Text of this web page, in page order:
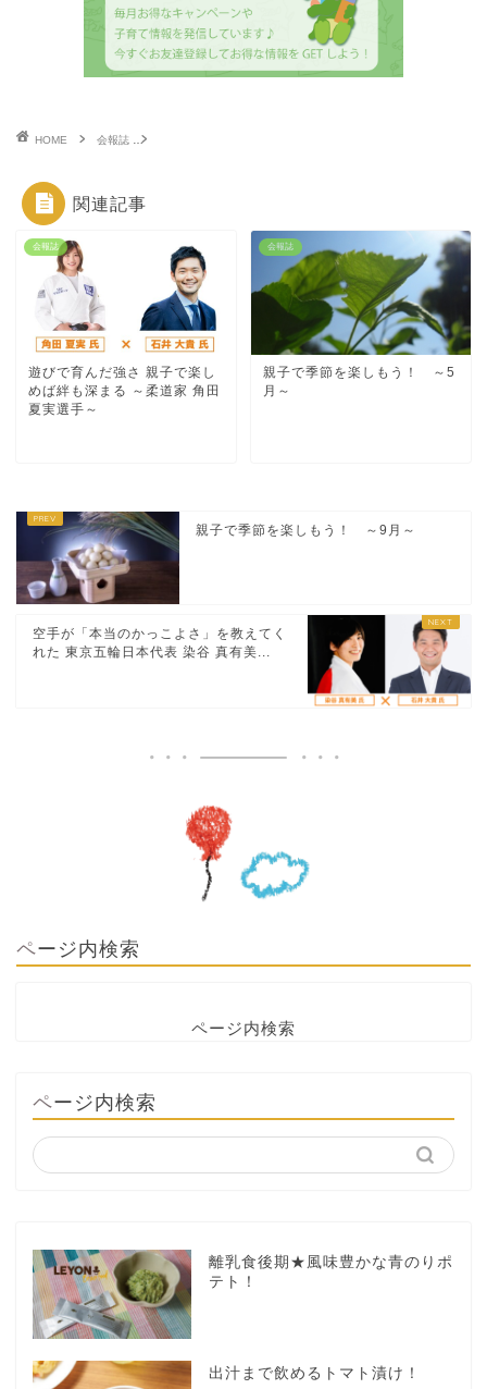
HOME 会報誌
関連記事
会報誌
遊びで育んだ強さ 親子で楽し
めば絆も深まる ～柔道家 角田
夏実選手～
会報誌
親子で季節を楽しもう！ ～5
月～
親子で季節を楽しもう！ ～9月～
空手が「本当のかっこよさ」を教えてく
れた 東京五輪日本代表 染谷 真有美...
ページ内検索
ページ内検索
ページ内検索
離乳食後期★風味豊かな青のりポ
テト！
出汁まで飲めるトマト漬け！